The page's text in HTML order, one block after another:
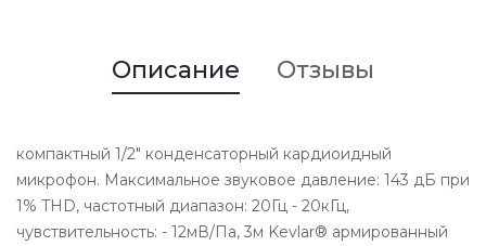
Описание Отзывы
компактный 1/2" конденсаторный кардиоидный
микрофон. Максимальное звуковое давление: 143 дБ при
1% THD, частотный диапазон: 20Гц - 20кГц,
чувствительность: - 12мВ/Па, 3м Kevlar® армированный